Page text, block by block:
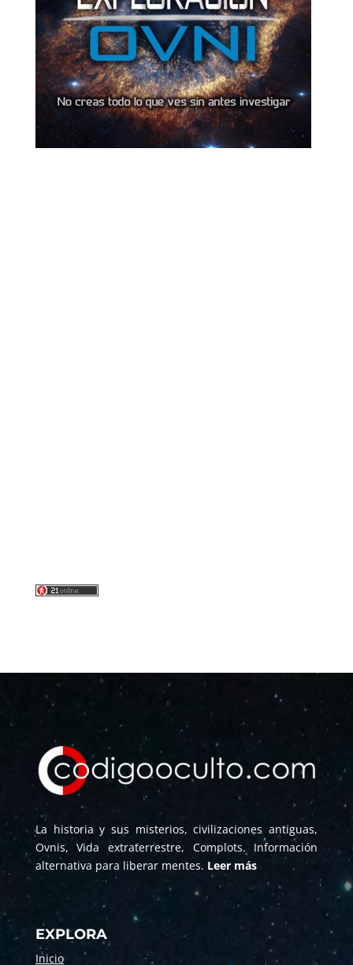
La historia y sus misterios, civilizaciones antiguas,
Ovnis, Vida extraterrestre, Complots. Información
alternativa para liberar mentes. Leer más
EXPLORA
Inicio